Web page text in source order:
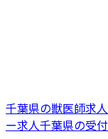
千葉県の獣医師求人
ー求人千葉県の受